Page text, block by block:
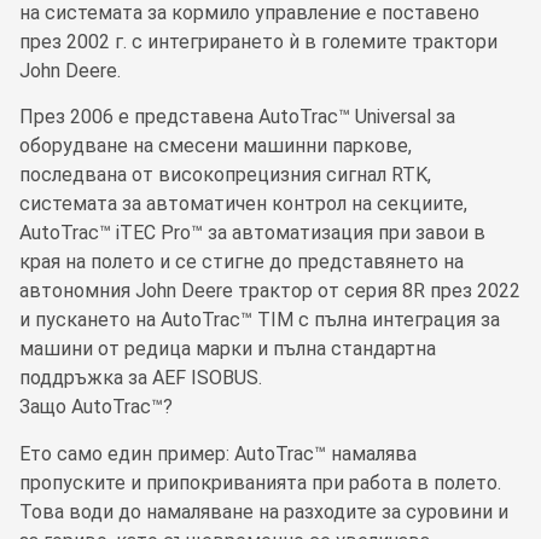
на системата за кормило управление е поставено
през 2002 г. с интегрирането ѝ в големите трактори
John Deere.
През 2006 е представена AutoTrac™ Universal за
оборудване на смесени машинни паркове,
последвана от високопрецизния сигнал RTK,
системата за автоматичен контрол на секциите,
AutoTrac™ iTEC Pro™ за автоматизация при завои в
края на полето и се стигне до представянето на
автономния John Deere трактор от серия 8R през 2022
и пускането на AutoTrac™ TIM с пълна интеграция за
машини от редица марки и пълна стандартна
поддръжка за AEF ISOBUS.
Защо AutoTrac™?
Ето само един пример: AutoTrac™ намалява
пропуските и припокриванията при работа в полето.
Това води до намаляване на разходите за суровини и